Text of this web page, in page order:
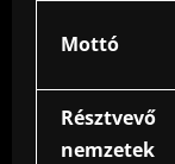
Mottó
Résztvevő
nemzetek